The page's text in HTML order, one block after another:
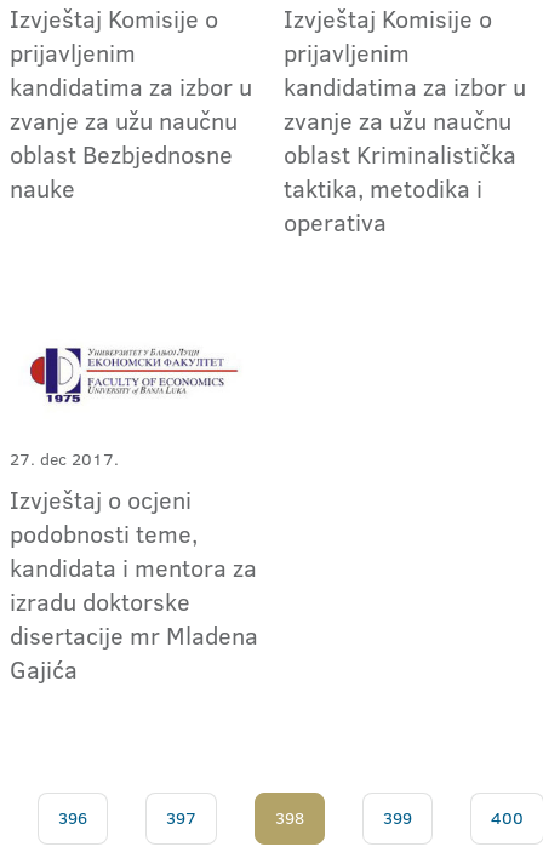
Izvještaj Komisije o
prijavljenim
kandidatima za izbor u
zvanje za užu naučnu
oblast Bezbjednosne
nauke
Izvještaj Komisije o
prijavljenim
kandidatima za izbor u
zvanje za užu naučnu
oblast Kriminalistička
taktika, metodika i
operativa
27. dec 2017.
Izvještaj o ocjeni
podobnosti teme,
kandidata i mentora za
izradu doktorske
disertacije mr Mladena
Gajića
396 397 398 399 400